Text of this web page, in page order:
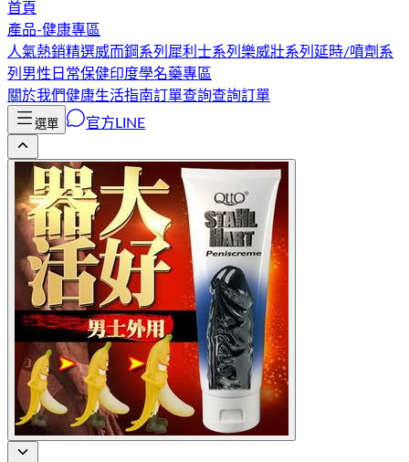
首頁
產品-健康專區
人氣熱銷精選威而鋼系列 犀利士系列 樂威壯系列 延時/噴劑系
列 男性日常保健印度學名藥專區
關於我們健康生活指南訂單查詢查詢訂單
選單 官方LINE